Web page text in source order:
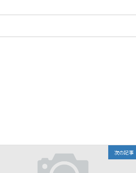
次の記事